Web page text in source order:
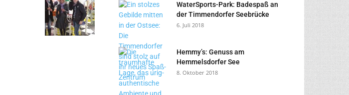
WaterSports-Park: Badespaß an
der Timmendorfer Seebrücke
6. Juli 2018
Hemmy’s: Genuss am
Hemmelsdorfer See
8. Oktober 2018